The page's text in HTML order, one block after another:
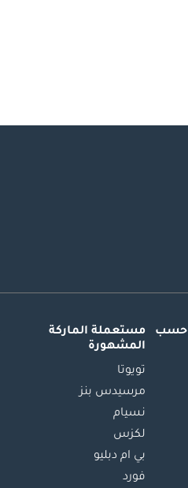
حسب
مستعملة الماركة
المشهورة
تويوتا
مرسيدس بنز
نسيام
لكزس
بي ام دبليو
فورد